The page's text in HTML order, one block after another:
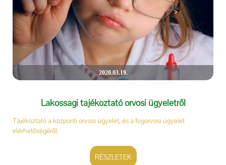
2020.03.19.
Lakossági tájékoztató orvosi ügyeletről
Tájékoztató a központi orvosi ügyelet, és a fogorvosi ügyelet
elérhetőségéről.
RÉSZLETEK